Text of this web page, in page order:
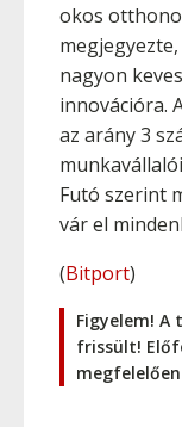
okos
nagyon
innovációra.
az arány 3
Futó szerint
vár el
(Bitport)
Figyelem! A
frissült!